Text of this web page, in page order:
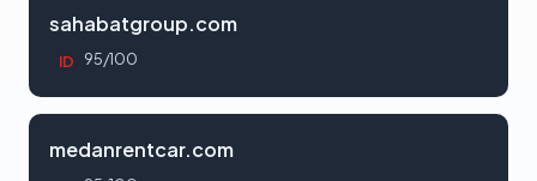
sahabatgroup.com
ID 95/100
medanrentcar.com